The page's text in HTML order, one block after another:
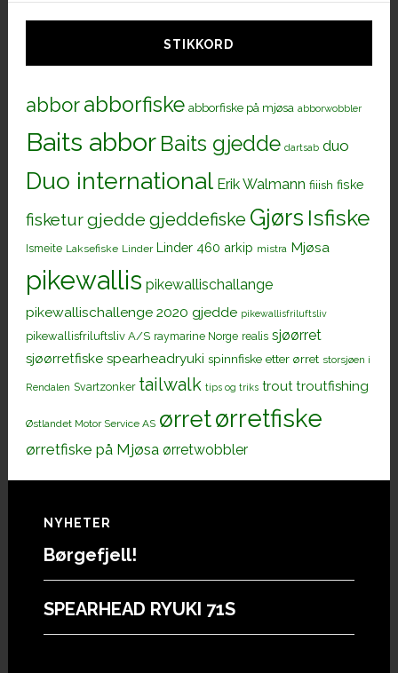
STIKKORD
abborabborfiske abborfiske på mjøsa abborwobbler
Baits abbor Baits gjedde dartsab duo
Duo international Erik Walmann fiiish fiske
fisketurgjedde gjeddefiske Gjørs Isfiske
Ismeite Laksefiske Linder Linder 460 arkip mistra Mjøsa
pikewallis pikewallischallange
pikewallischallenge 2020 gjedde pikewallisfriluftsliv
pikewallisfriluftsliv A/S raymarine Norge realis sjøørret
sjøørretfiske spearheadryuki spinnfiske etter ørret storsjøen i
Rendalen Svartzonker tailwalk tips og triks trout troutfishing
Østlandet Motor Service AS ørretørretfiske
ørretfiske på Mjøsa ørretwobbler
Footer
NYHETER
Børgefjell!
SPEARHEAD RYUKI 71S